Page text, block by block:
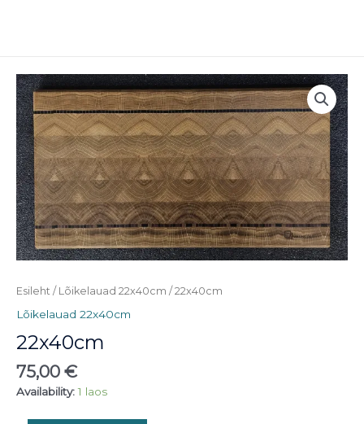
Esileht / Lõikelauad 22x40cm / 22x40cm
Lõikelauad 22x40cm
22x40cm
75,00 €
Availability: 1 laos
22x40cm
kogus